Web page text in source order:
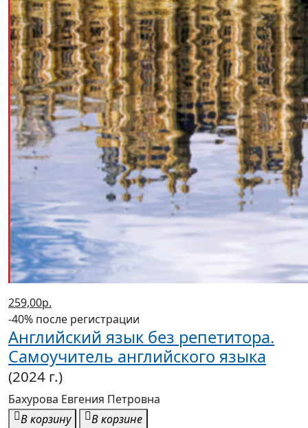
259,00р.
-40% после регистрации
Английский язык без репетитора.
Самоучитель английского языка
(2024 г.)
Бахурова Евгения Петровна
В корзину
В корзине